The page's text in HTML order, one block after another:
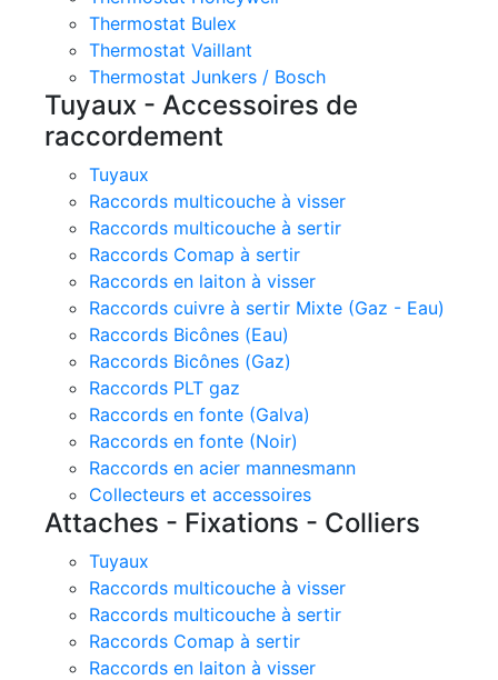
Thermostat Bulex
Thermostat Vaillant
Thermostat Junkers / Bosch
Tuyaux - Accessoires de
raccordement
Tuyaux
Raccords multicouche à visser
Raccords multicouche à sertir
Raccords Comap à sertir
Raccords en laiton à visser
Raccords cuivre à sertir Mixte (Gaz - Eau)
Raccords Bicônes (Eau)
Raccords Bicônes (Gaz)
Raccords PLT gaz
Raccords en fonte (Galva)
Raccords en fonte (Noir)
Raccords en acier mannesmann
Collecteurs et accessoires
Attaches - Fixations - Colliers
Tuyaux
Raccords multicouche à visser
Raccords multicouche à sertir
Raccords Comap à sertir
Raccords en laiton à visser